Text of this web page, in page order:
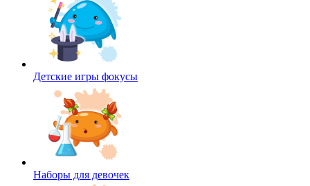
Детские игры фокусы
Наборы для девочек